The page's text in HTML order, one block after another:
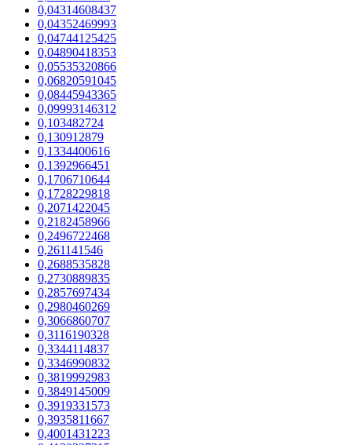
0,04314608437
0,04352469993
0,04744125425
0,04890418353
0,05535320866
0,06820591045
0,08445943365
0,09993146312
0,103482724
0,130912879
0,1334400616
0,1392966451
0,1706710644
0,1728229818
0,2071422045
0,2182458966
0,2496722468
0,261141546
0,2688535828
0,2730889835
0,2857697434
0,2980460269
0,3066860707
0,3116190328
0,3344114837
0,3346990832
0,3819992983
0,3849145009
0,3919331573
0,3935811667
0,4001431223